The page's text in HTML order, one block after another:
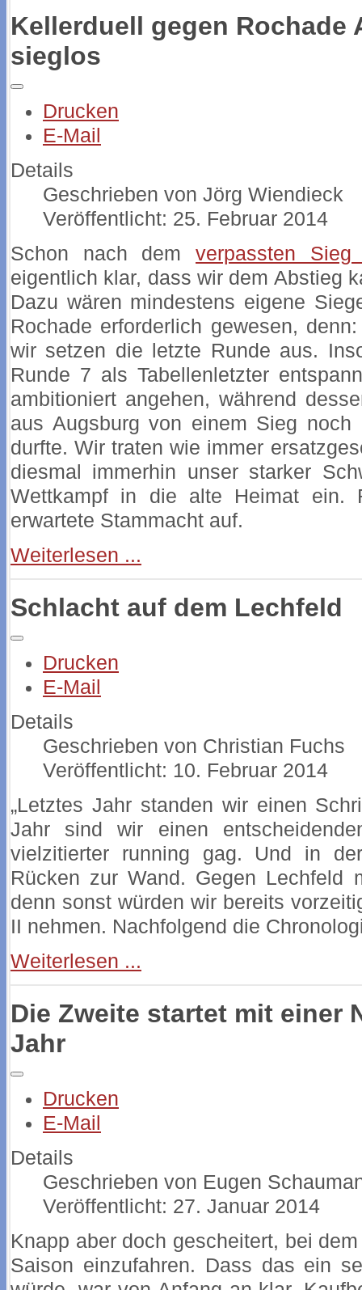
Kellerduell gegen Rochade
sieglos
Drucken
E-Mail
Details
Geschrieben von Jörg Wiendieck
Veröffentlicht: 25. Februar 2014
Schon nach demverpassten Sieg
eigentlich klar, dass wir dem Abstieg
Dazu wären mindestens eigene
Rochade erforderlich gewesen,
wir setzen die letzte Runde aus.
Runde 7 als Tabellenletzter
ambitioniert angehen, während
aus Augsburg von einem Sieg noch
durfte. Wir traten wie immer
diesmal immerhin unser starker
Wettkampf in die alte Heimat ein.
erwartete Stammacht auf.
Weiterlesen ...
Schlacht auf dem Lechfeld
Drucken
E-Mail
Details
Geschrieben von Christian Fuchs
Veröffentlicht: 10. Februar 2014
„Letztes Jahr standen wir einen
Jahr sind wir einen
vielzitierter running gag. Und in
Rücken zur Wand. Gegen Lechfeld
denn sonst würden wir bereits
II nehmen. Nachfolgend die
Weiterlesen ...
Die Zweite startet mit einer
Jahr
Drucken
E-Mail
Details
Geschrieben von Eugen
Veröffentlicht: 27. Januar 2014
Knapp aber doch gescheitert, bei
Saison einzufahren. Dass das ein